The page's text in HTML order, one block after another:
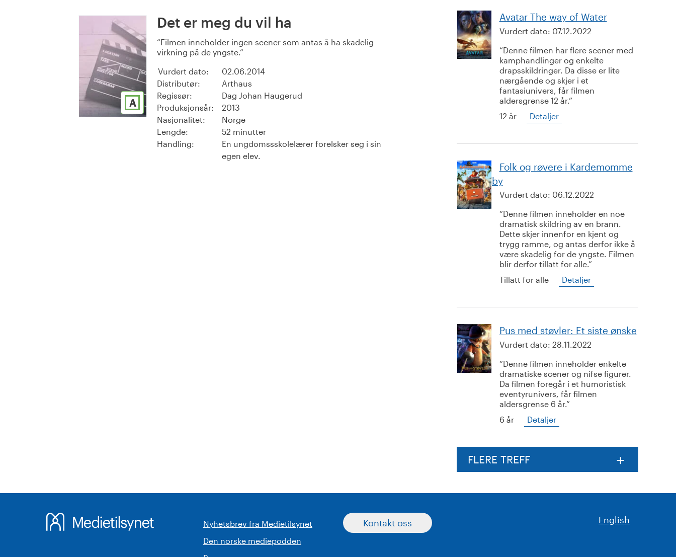
A
Det er meg du vil ha
Filmen inneholder ingen scener som antas å ha skadelig
virkning på de yngste.
Vurdert dato:
02.06.2014
Distributør:
Arthaus
Regissør:
Dag Johan Haugerud
Produksjonsår:
2013
Nasjonalitet:
Norge
Lengde:
52 minutter
Handling:
En ungdomssskolelærer forelsker seg i sin
egen elev.
Avatar The way of Water
Vurdert dato: 07.12.2022
Denne filmen har flere scener med
kamphandlinger og enkelte
drapsskildringer. Da disse er lite
nærgående og skjer i et
fantasiunivers, får filmen
aldersgrense 12 år.
12 år
Detaljer
Folk og røvere i Kardemomme
by
Vurdert dato: 06.12.2022
Denne filmen inneholder en noe
dramatisk skildring av en brann.
Dette skjer innenfor en kjent og
trygg ramme, og antas derfor ikke å
være skadelig for de yngste. Filmen
blir derfor tillatt for alle.
Tillatt for alle
Detaljer
Pus med støvler: Et siste ønske
Vurdert dato: 28.11.2022
Denne filmen inneholder enkelte
dramatiske scener og nifse figurer.
Da filmen foregår i et humoristisk
eventyrunivers, får filmen
aldersgrense 6 år.
6 år
Detaljer
FLERE TREFF
Nyhetsbrev fra Medietilsynet
Den norske mediepodden
Kontakt oss English